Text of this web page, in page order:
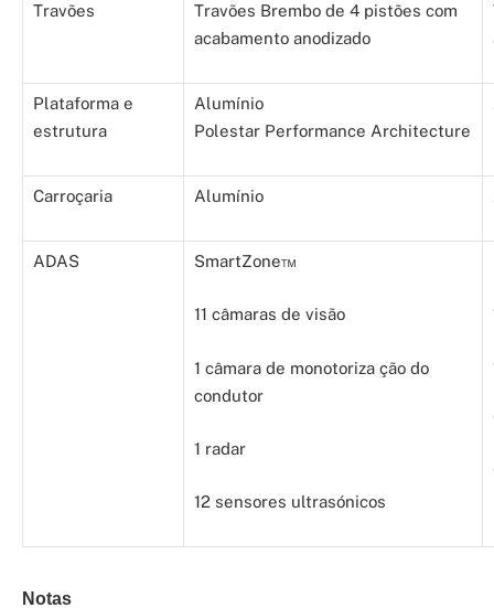
Travões
Travões Brembo de 4 pistões com
acabamento anodizado
Plataforma e
estrutura
Alumínio
Polestar Performance Architecture
Carroçaria Alumínio
ADAS SmartZone™
11 câmaras de visão
1 câmara de monotoriza ção do
condutor
1 radar
12 sensores ultrasónicos
Notas